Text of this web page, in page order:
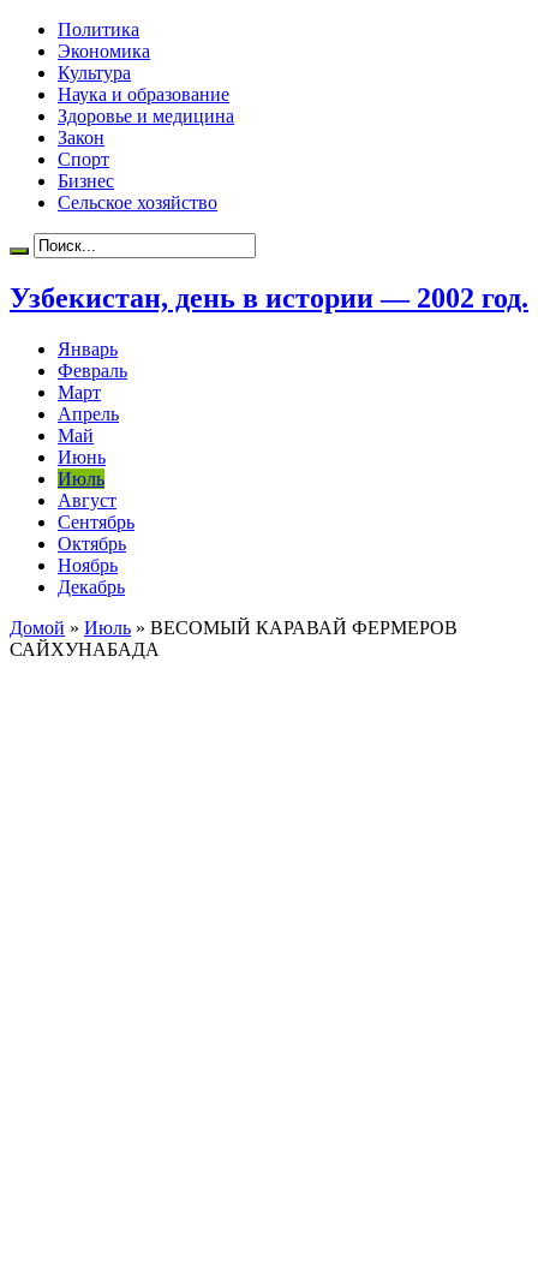
Политика
Экономика
Культура
Наука и образование
Здоровье и медицина
Закон
Спорт
Бизнес
Сельское хозяйство
Узбекистан, день в истории — 2002 год.
Январь
Февраль
Март
Апрель
Май
Июнь
Июль
Август
Сентябрь
Октябрь
Ноябрь
Декабрь
Домой » Июль » ВЕСОМЫЙ КАРАВАЙ ФЕРМЕРОВ
САЙХУНАБАДА